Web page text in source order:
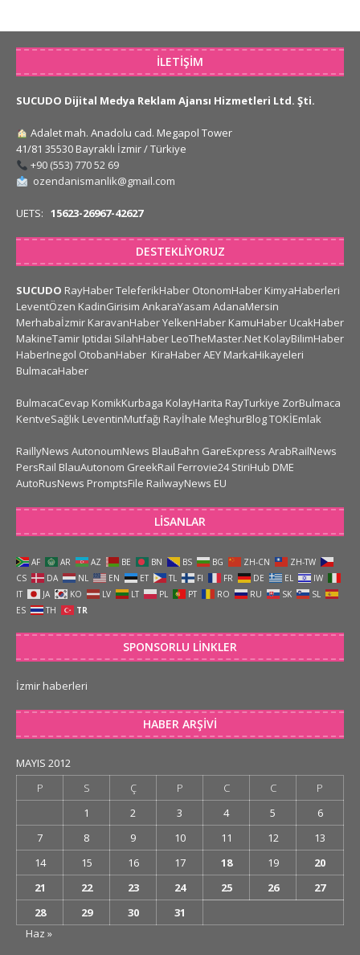
İLETIŞIM
SUCUDO Dijital Medya Reklam Ajansı Hizmetleri Ltd. Şti.
Adalet mah. Anadolu cad. Megapol Tower
41/81 35530 Bayraklı İzmir / Türkiye
+90 (553) 770 52 69
ozendanismanlik@gmail.com
UETS: 15623-26967-42627
DESTEKLIYORUZ
SUCUDO RayHaberTeleferikHaber OtonomHaber KimyaHaberleri
LeventÖzen KadinGirisim AnkaraYasam AdanaMersin
Merhabaİzmir KaravanHaberYelkenHaber KamuHaber UcakHaber
MakineTamir Iptidai SilahHaber LeoTheMaster.Net KolayBilimHaber
HaberInegol OtobanHaber KiraHaberAEY MarkaHikayeleri
BulmacaHaber
BulmacaCevap KomikKurbaga KolayHarita RayTurkiye ZorBulmaca
KentveSağlık LeventinMutfağı Rayİhale MeşhurBlogTOKİEmlak
RaillyNews AutonoumNews BlauBahn GareExpress ArabRailNews
PersRail BlauAutonom GreekRail Ferrovie24 StiriHub DME
AutoRusNews PromptsFile RailwayNews EU
LISANLAR
AF AR AZ BE BN BS BG ZH-CN
ZH-TW
CS
DA NL EN ET TL FI FR DE EL
IW
IT
JA KO LV LT PL PT RO RU SK
SL
ES
TH TR
SPONSORLU LINKLER
İzmir haberleri
HABER ARŞIVI
MAYIS 2012
P
S Ç P C C
P
1
2 3 4 5
6
7
8 9 10 11 12
13
14
15 16 17 18 19
20
21
22 23 24 25 26
27
28
29 30
31
Haz »